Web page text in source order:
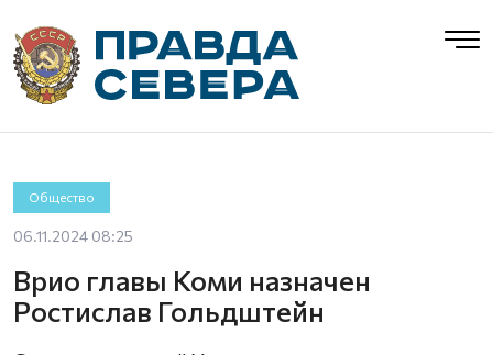
Общество
06.11.2024 08:25
Врио главы Коми назначен
Ростислав Гольдштейн